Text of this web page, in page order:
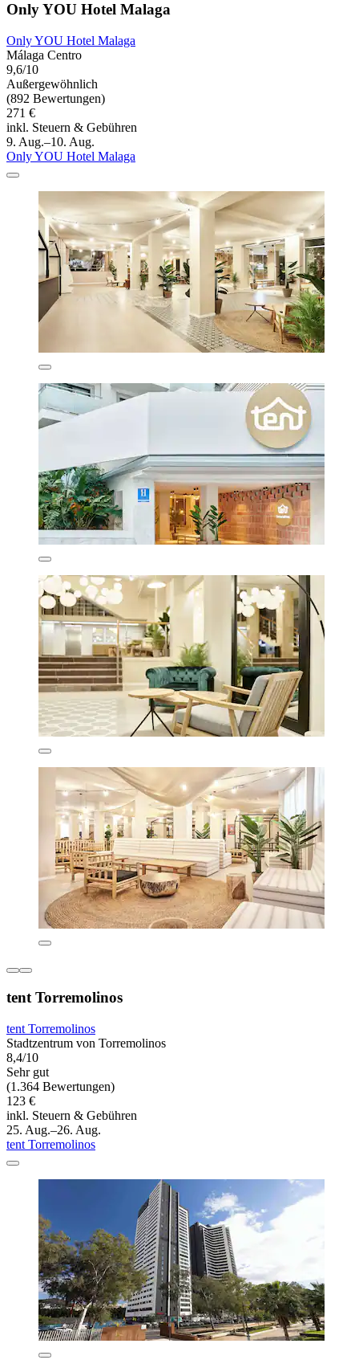
Only YOU Hotel Malaga
Only YOU Hotel Malaga
Málaga Centro
9,6/10
Außergewöhnlich
(892 Bewertungen)
271 €
inkl. Steuern & Gebühren
9. Aug.–10. Aug.
Only YOU Hotel Malaga
tent Torremolinos
tent Torremolinos
Stadtzentrum von Torremolinos
8,4/10
Sehr gut
(1.364 Bewertungen)
123 €
inkl. Steuern & Gebühren
25. Aug.–26. Aug.
tent Torremolinos